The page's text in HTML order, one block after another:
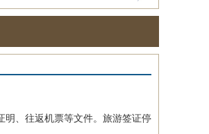
、往返机票等文件。旅游签证停